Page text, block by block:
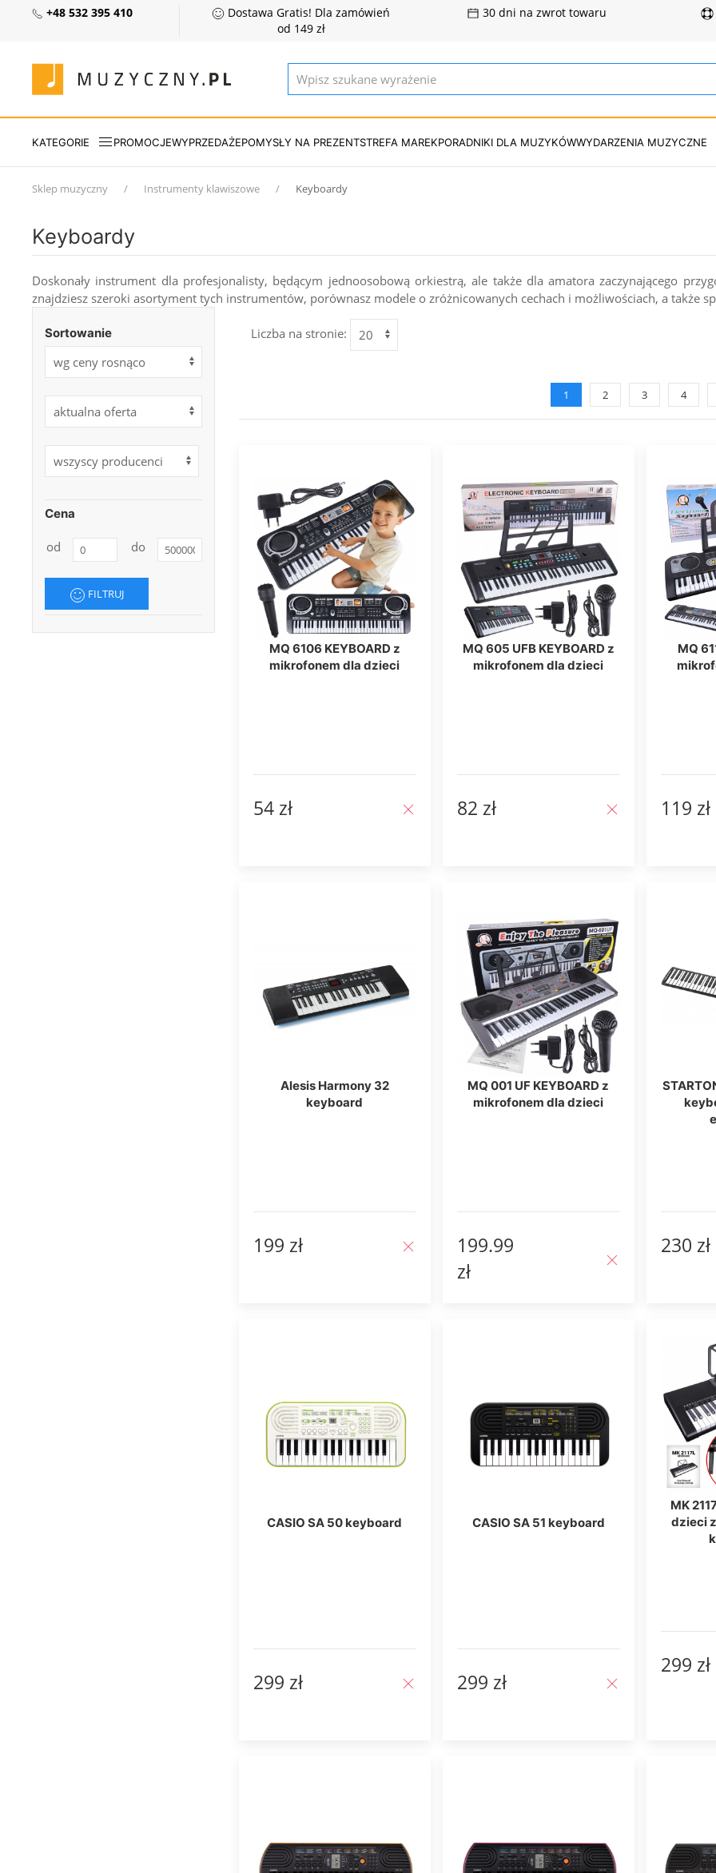
+48 532 395 410
Dostawa Gratis! Dla zamówień
od 149 zł
30 dni na zwrot towaru
KATEGORIE PROMOCJEWYPRZEDAŻEPOMYSŁY NA PREZENTSTREFA MAREKPORADNIKI DLA MUZYKÓWWYDARZENIA MUZYCZNE
Sklep muzyczny Instrumenty klawiszowe Keyboardy
Keyboardy
Doskonały instrument dla profesjonalisty, będącym jednoosobową orkiestrą, ale także dla amatora zaczynającego
znajdziesz szeroki asortyment tych instrumentów, porównasz modele o zróżnicowanych cechach i możliwościach, a także
Sortowanie
Cena
od do
FILTRUJ
Liczba na stronie:
1 2 3 4
MQ 6106 KEYBOARD z
mikrofonem dla dzieci
54 zł
MQ 605 UFB KEYBOARD z
mikrofonem dla dzieci
82 zł
MQ
119 zł
Alesis Harmony 32
keyboard
199 zł
MQ 001 UF KEYBOARD z
mikrofonem dla dzieci
199.99
zł
230 zł
CASIO SA 50 keyboard
299 zł
CASIO SA 51 keyboard
299 zł
MK
dzieci
299 zł